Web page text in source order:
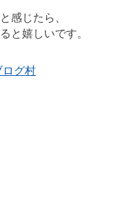
感じたら、
と嬉しいです。
ログ村